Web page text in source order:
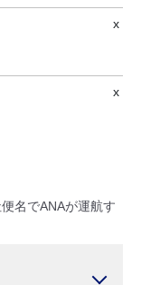
x
x
名でANAが運航す